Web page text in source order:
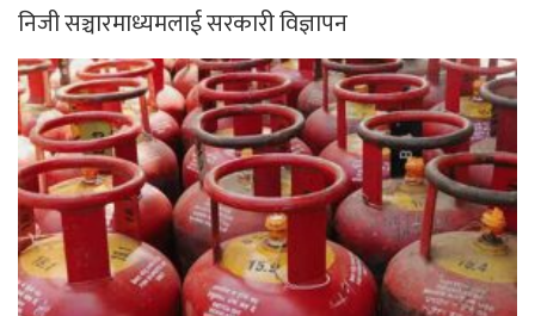
निजी सञ्चारमाध्यमलाई सरकारी विज्ञापन